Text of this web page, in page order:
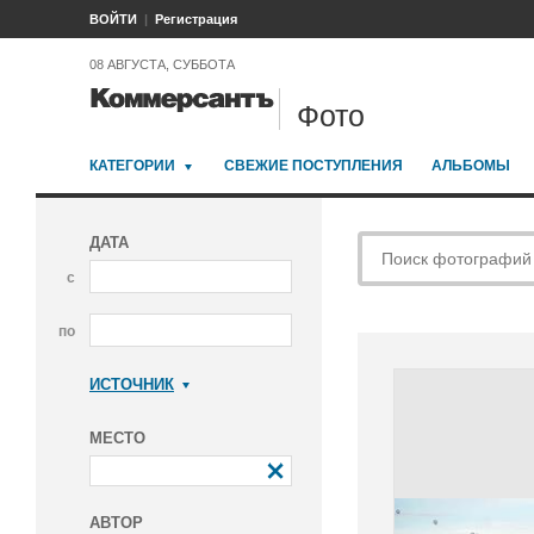
ВОЙТИ Регистрация
08 АВГУСТА, СУББОТА
Фото
КАТЕГОРИИ СВЕЖИЕ ПОСТУПЛЕНИЯ АЛЬБОМЫ
ДАТА
с
по
ИСТОЧНИК
МЕСТО
АВТОР